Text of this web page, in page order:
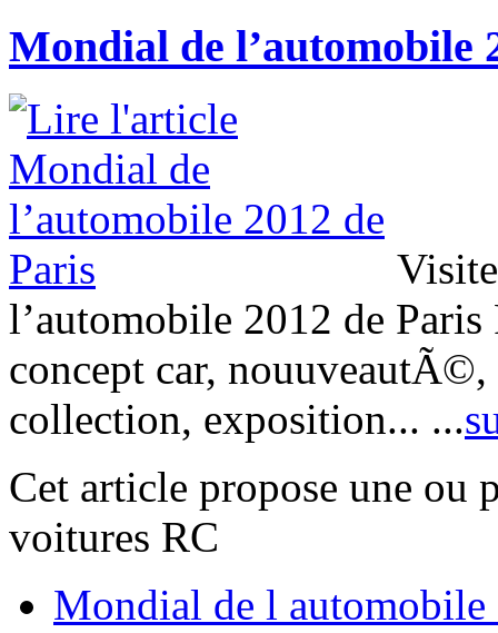
Mondial de l’automobile
l’automobile 2012 de Paris
concept car,
collection, exposition... ...
Cet article propose une ou
voitures RC
Mondial de l automobile